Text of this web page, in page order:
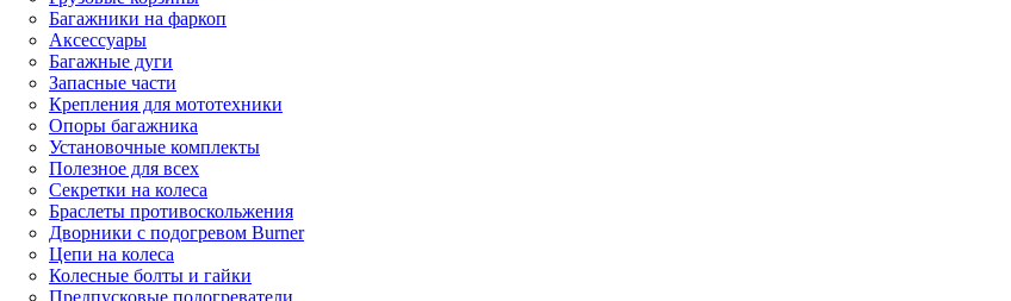
Багажники на фаркоп
Аксессуары
Багажные дуги
Запасные части
Крепления для мототехники
Опоры багажника
Установочные комплекты
Полезное для всех
Секретки на колеса
Браслеты противоскольжения
Дворники с подогревом Burner
Цепи на колеса
Колесные болты и гайки
Предпусковые подогреватели